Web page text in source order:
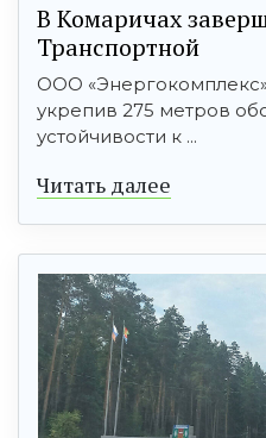
В Комаричах
Транспортной
ООО
укрепив 275 метров
устойчивости к ...
Читать далее